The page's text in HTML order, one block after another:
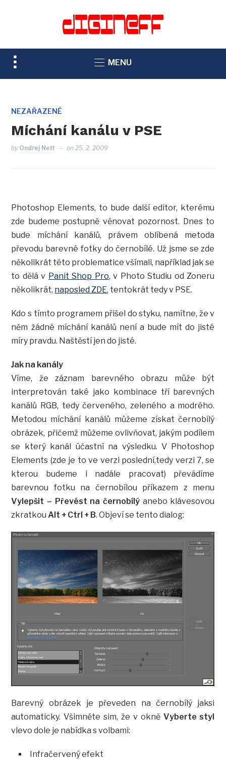
TOGGLE
SIDEBAR
NAVIGATION
MENU
NEZAŘAZENÉ
Míchání kanálu v PSE
by Ondřej Neff on25. 2. 2009
Photoshop Elements, to bude další editor, kterému
zde budeme postupně věnovat pozornost. Dnes to
bude míchání kanálů, právem oblíbená metoda
převodu barevné fotky do černobílé. Už jsme se zde
několikrát této problematice všímali, například jak se
to dělá v Panit Shop Pro, v Photo Studiu od Zoneru
několikrát, naposled ZDE, tentokrát tedy v PSE.
Kdo s tímto programem přišel do styku, namítne, že v
něm žádné míchání kanálů není a bude mít do jisté
míry pravdu. Naštěstí jen do jisté.
Jak na kanály
Víme, že záznam barevného obrazu může být
interpretován také jako kombinace tří barevných
kanálů RGB, tedy červeného, zeleného a modrého.
Metodou míchání kanálů můžeme získat černobílý
obrázek, přičemž můžeme ovlivňovat, jakým podílem
se který kanál účastní na výsledku. V Photoshop
Elements (zde je to ve verzi poslední,tedy verzi 7, se
kterou budeme i nadále pracovat) převádíme
barevnou fotku na černobílou příkazem z menu
Vylepšit – Převést na černobílý anebo klávesovou
zkratkouAlt + Ctrl + B. Objeví se tento dialog:
Barevný obrázek je převeden na černobílý jaksi
automaticky. Všimněte sim, že v okně Vyberte styl
vlevo dole je nabídka s volbami:
Infračervený efekt